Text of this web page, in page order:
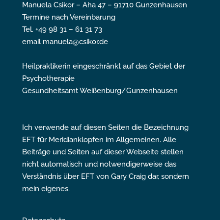
Manuela Csikor – Aha 47 – 91710 Gunzenhausen
Termine nach Vereinbarung
Tel. +49 98 31 – 61 31 73
email manuela@csikor.de
Heilpraktikerin eingeschränkt auf das Gebiet der
Psychotherapie
Gesundheitsamt Weißenburg/Gunzenhausen
Ich verwende auf diesen Seiten die Bezeichnung
EFT für Meridianklopfen im Allgemeinen. Alle
Beiträge und Seiten auf dieser Webseite stellen
nicht automatisch und notwendigerweise das
Verständnis über EFT von Gary Craig dar, sondern
mein eigenes.